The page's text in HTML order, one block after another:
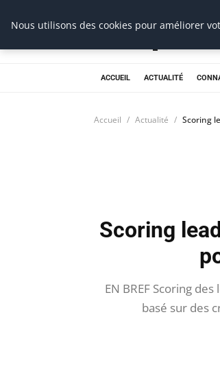
ACCUEIL ACTUALITÉ
Accueil Actualité Scoring
Scoring
EN BREF Scoring
basé sur des
Nous utilisons des cookies pour améliorer